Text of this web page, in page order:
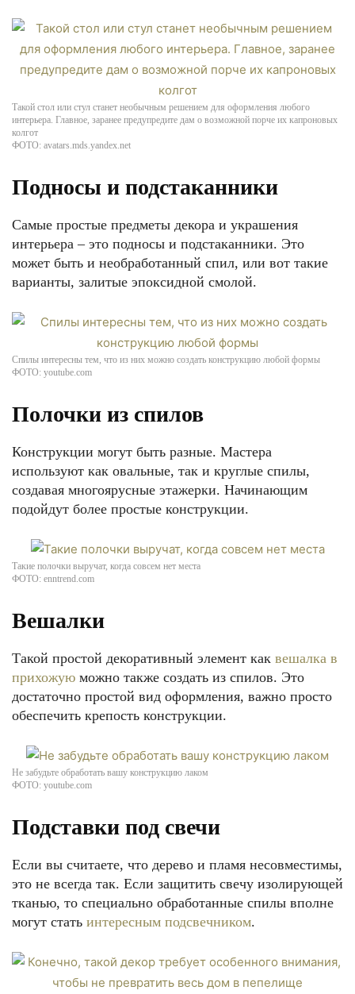
Такой стол или стул станет необычным решением для оформления любого
интерьера. Главное, заранее предупредите дам о возможной порче их капроновых
колгот
ФОТО: avatars.mds.yandex.net
Подносы и подстаканники
Самые простые предметы декора и украшения
интерьера – это подносы и подстаканники. Это
может быть и необработанный спил, или вот такие
варианты, залитые эпоксидной смолой.
Спилы интересны тем, что из них можно создать конструкцию любой формы
ФОТО: youtube.com
Полочки из спилов
Конструкции могут быть разные. Мастера
используют как овальные, так и круглые спилы,
создавая многоярусные этажерки. Начинающим
подойдут более простые конструкции.
Такие полочки выручат, когда совсем нет места
ФОТО: enntrend.com
Вешалки
Такой простой декоративный элемент как вешалка в
прихожую можно также создать из спилов. Это
достаточно простой вид оформления, важно просто
обеспечить крепость конструкции.
Не забудьте обработать вашу конструкцию лаком
ФОТО: youtube.com
Подставки под свечи
Если вы считаете, что дерево и пламя несовместимы,
это не всегда так. Если защитить свечу изолирующей
тканью, то специально обработанные спилы вполне
могут стать интересным подсвечником.